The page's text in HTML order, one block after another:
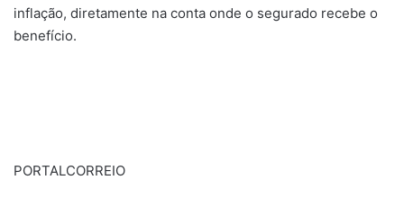
inflação, diretamente na conta onde o segurado recebe o
benefício.
PORTALCORREIO